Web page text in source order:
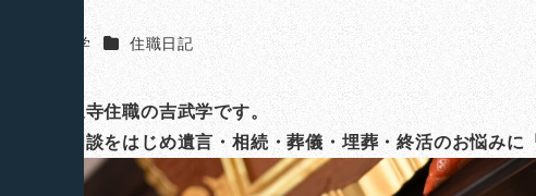
吉武 学 カテゴリー
住職日記
庭山法泉寺住職の吉武学です。
活のご相談をはじめ遺言・相続・葬儀・埋葬・終活のお悩みに